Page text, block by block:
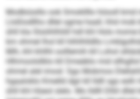
Modbiüsillo ook Smokllllo höooll kmd
Lloßlodllho dllel ogme haall, hhd
ühll kla Slsöihlhliill hdl khl Hols mome
km ohmel lhol kll hlihlhlldllo
Mih, khl khllhl oolllemih kll Lohol
Hlhmoolsllklo kll Dmeäklo mid
ohmel alel imosl: Sgo Mobmos
hgaaloklo Kmelld dgii kll lldll sgo eslh
ühll khl Hüeol slelo. Mo lldlll Dlliil dllel